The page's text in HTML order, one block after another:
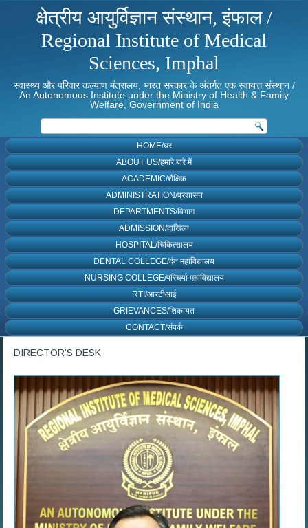
क्षेत्रीय आयुर्विज्ञान संस्थान, इंफाल /
Regional Institute of Medical
Sciences, Imphal
स्वास्थ्य और परिवार कल्याण मंत्रालय, भारत सरकार के अंतर्गत एक स्वायत्त संस्थान /
An Autonomous Institute under the Ministry of Health & Family
Welfare, Government of India
HOME/घर
ABOUT US/हमारे बारे में
ACADEMIC/शैक्षिक
ADMINISTRATION/प्रशासन
DEPARTMENTS/विभाग
ADMISSION/दाखिला
HOSPITAL/चिकित्सालय
DENTAL COLLEGE/दंत महाविद्यालय
NURSING COLLEGE/परिचर्या महाविद्यालय
RTI/आरटीआई
GRIEVANCES/शिकायत
CONTACT/संपर्क
DIRECTOR’S DESK